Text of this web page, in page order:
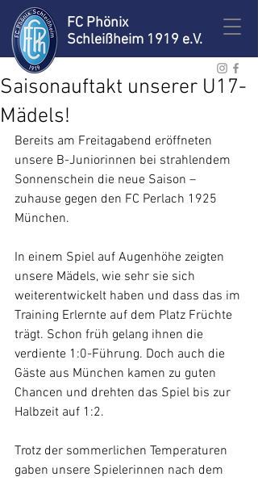
FC Phönix
Schleißheim 1919 e.V.
Saisonauftakt unserer U17-
Mädels!
Bereits am Freitagabend eröffneten
unsere B-Juniorinnen bei strahlendem
Sonnenschein die neue Saison –
zuhause gegen den FC Perlach 1925
München.
In einem Spiel auf Augenhöhe zeigten
unsere Mädels, wie sehr sie sich
weiterentwickelt haben und dass das im
Training Erlernte auf dem Platz Früchte
trägt. Schon früh gelang ihnen die
verdiente 1:0-Führung. Doch auch die
Gäste aus München kamen zu guten
Chancen und drehten das Spiel bis zur
Halbzeit auf 1:2.
Trotz der sommerlichen Temperaturen
gaben unsere Spielerinnen nach dem